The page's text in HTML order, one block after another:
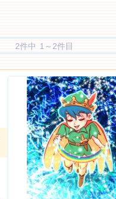
2件中 1～2件目